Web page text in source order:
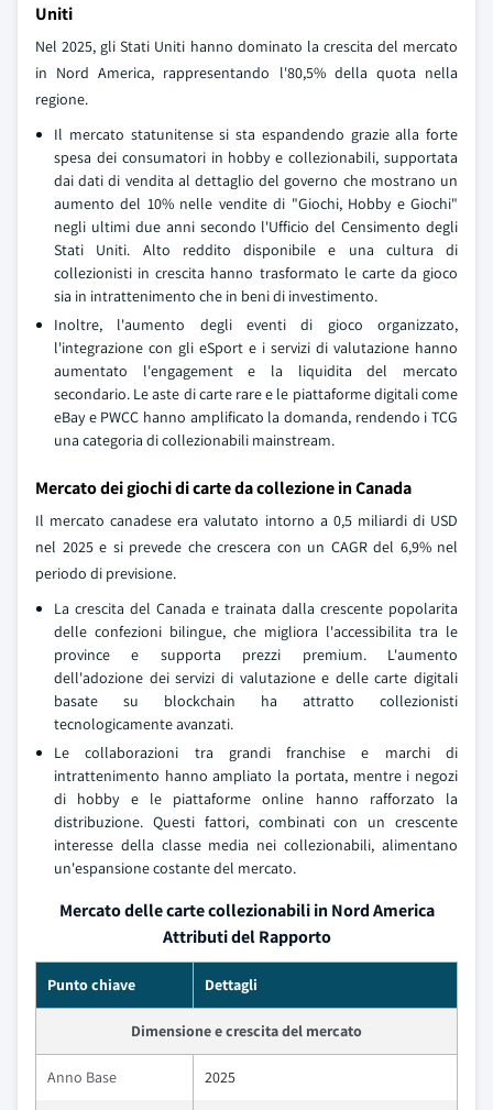
Uniti
Nel 2025, gli Stati Uniti hanno dominato la crescita del mercato
in Nord America, rappresentando l'80,5% della quota nella
regione.
Il mercato statunitense si sta espandendo grazie alla forte
spesa dei consumatori in hobby e collezionabili, supportata
dai dati di vendita al dettaglio del governo che mostrano un
aumento del 10% nelle vendite di "Giochi, Hobby e Giochi"
negli ultimi due anni secondo l'Ufficio del Censimento degli
Stati Uniti. Alto reddito disponibile e una cultura di
collezionisti in crescita hanno trasformato le carte da gioco
sia in intrattenimento che in beni di investimento.
Inoltre, l'aumento degli eventi di gioco organizzato,
l'integrazione con gli eSport e i servizi di valutazione hanno
aumentato l'engagement e la liquidita del mercato
secondario. Le aste di carte rare e le piattaforme digitali come
eBay e PWCC hanno amplificato la domanda, rendendo i TCG
una categoria di collezionabili mainstream.
Mercato dei giochi di carte da collezione in Canada
Il mercato canadese era valutato intorno a 0,5 miliardi di USD
nel 2025 e si prevede che crescera con un CAGR del 6,9% nel
periodo di previsione.
La crescita del Canada e trainata dalla crescente popolarita
delle confezioni bilingue, che migliora l'accessibilita tra le
province e supporta prezzi premium. L'aumento
dell'adozione dei servizi di valutazione e delle carte digitali
basate su blockchain ha attratto collezionisti
tecnologicamente avanzati.
Le collaborazioni tra grandi franchise e marchi di
intrattenimento hanno ampliato la portata, mentre i negozi
di hobby e le piattaforme online hanno rafforzato la
distribuzione. Questi fattori, combinati con un crescente
interesse della classe media nei collezionabili, alimentano
un'espansione costante del mercato.
Mercato delle carte collezionabili in Nord America
Attributi del Rapporto
Punto chiave Dettagli
Dimensione e crescita del mercato
Anno Base 2025